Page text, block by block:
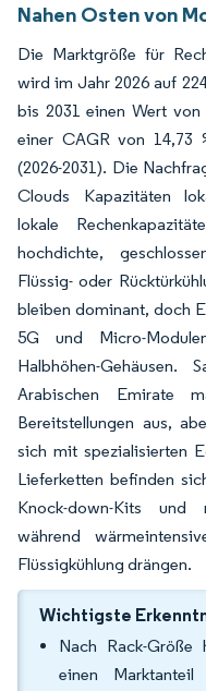
Nahen Osten von
Die Marktgröße für
wird im Jahr 2026 auf
bis 2031 einen Wert von
einer CAGR von 14,73
(2026-2031). Die
Clouds Kapazitäten
lokale
hochdichte,
Flüssig- oder
bleiben dominant, doch
5G und Micro-
Halbhöhen-Gehäusen.
Arabischen Emirate
Bereitstellungen aus,
sich mit spezialisierten
Lieferketten befinden
Knock-down-Kits und
während
Flüssigkühlung drängen.
Wichtigste
Nach Rack-Größe
einen